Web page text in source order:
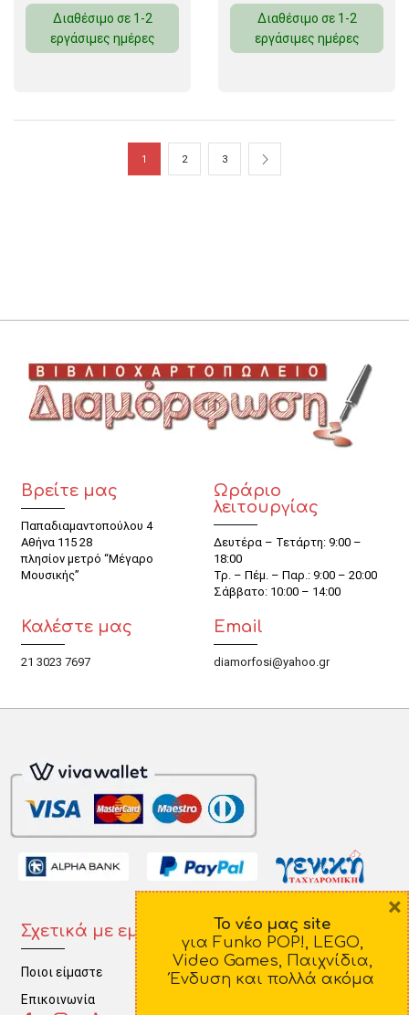
Διαθέσιμο σε 1-2
εργάσιμες ημέρες
Διαθέσιμο σε 1-2
εργάσιμες ημέρες
1 2 3
Βρείτε μας
Παπαδιαμαντοπούλου 4
Αθήνα 115 28
πλησίον μετρό “Μέγαρο
Μουσικής”
Ωράριο
λειτουργίας
Δευτέρα – Τετάρτη: 9:00 –
18:00
Τρ. – Πέμ. – Παρ.: 9:00 – 20:00
Σάββατο: 10:00 – 14:00
Καλέστε μας
21 3023 7697
Email
diamorfosi@yahoo.gr
Σχετικά με εμάς
Ποιοι είμαστε
Επικοινωνία
Πληροφορίες
Τρόποι Πληρωμής
Το νέο μας site
για Funko POP!, LEGO,
Video Games, Παιχνίδια,
Ένδυση και πολλά ακόμα
×